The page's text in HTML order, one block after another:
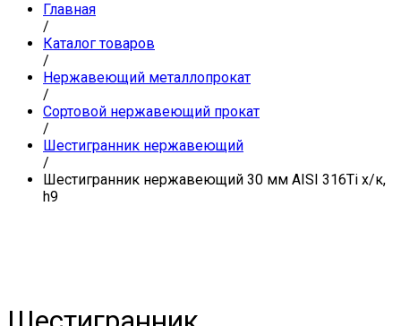
Главная
/
Каталог товаров
/
Нержавеющий металлопрокат
/
Сортовой нержавеющий прокат
/
Шестигранник нержавеющий
/
Шестигранник нержавеющий 30 мм AISI 316Ti х/к,
h9